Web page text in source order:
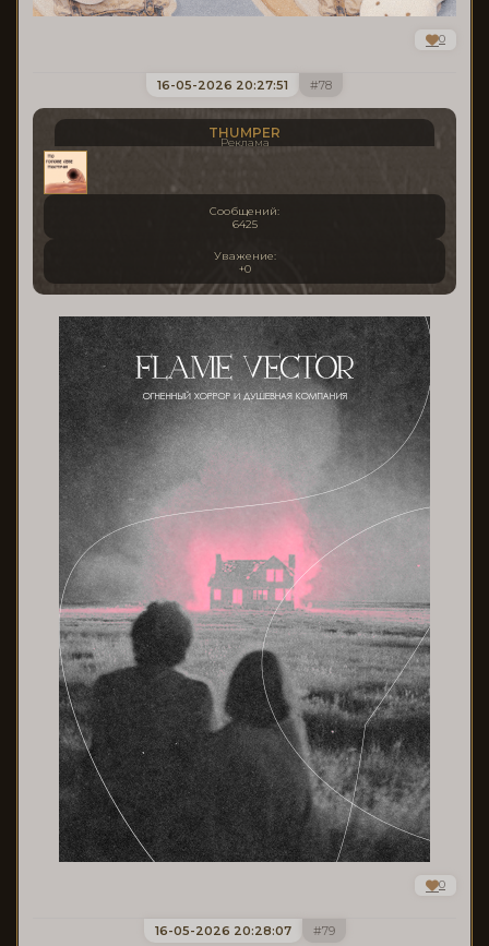
0
78
16-05-2026 20:27:51
THUMPER
Реклама
Сообщений:
6425
Уважение:
+0
0
79
16-05-2026 20:28:07